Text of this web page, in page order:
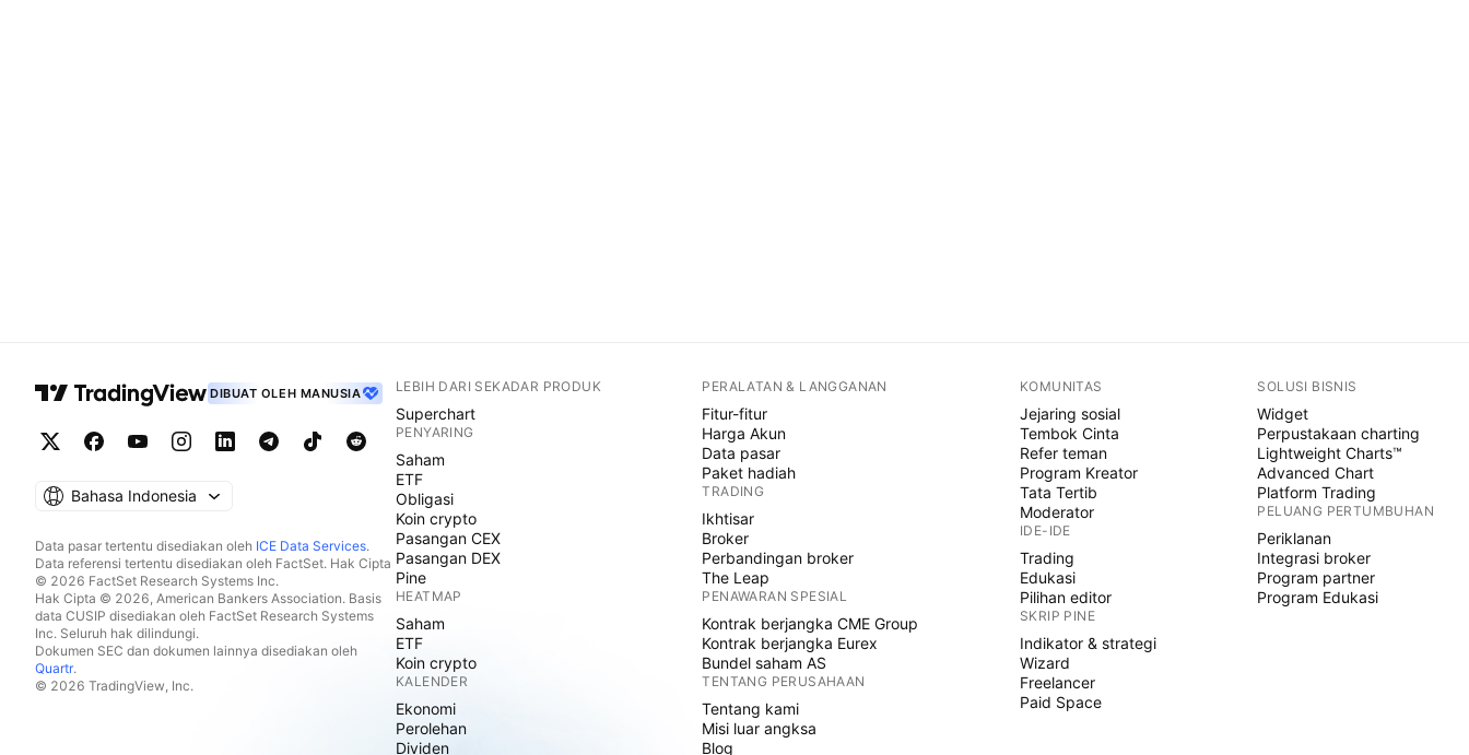
DIBUAT OLEH MANUSIA
Bahasa Indonesia
Data pasar tertentu disediakan oleh ICE Data Services.
Data referensi tertentu disediakan oleh FactSet. Hak Cipta
© 2026 FactSet Research Systems Inc.
Hak Cipta © 2026, American Bankers Association. Basis
data CUSIP disediakan oleh FactSet Research Systems
Inc. Seluruh hak dilindungi.
Dokumen SEC dan dokumen lainnya disediakan oleh
Quartr.
© 2026 TradingView, Inc.
LEBIH DARI SEKADAR PRODUK
Superchart
PENYARING
Saham
ETF
Obligasi
Koin crypto
Pasangan CEX
Pasangan DEX
Pine
HEATMAP
Saham
ETF
Koin crypto
KALENDER
Ekonomi
Perolehan
Dividen
PERALATAN & LANGGANAN
Fitur-fitur
Harga Akun
Data pasar
Paket hadiah
TRADING
Ikhtisar
Broker
Perbandingan broker
The Leap
PENAWARAN SPESIAL
Kontrak berjangka CME Group
Kontrak berjangka Eurex
Bundel saham AS
TENTANG PERUSAHAAN
Tentang kami
Misi luar angksa
Blog
KOMUNITAS
Jejaring sosial
Tembok Cinta
Refer teman
Program Kreator
Tata Tertib
Moderator
IDE-IDE
Trading
Edukasi
Pilihan editor
SKRIP PINE
Indikator & strategi
Wizard
Freelancer
Paid Space
SOLUSI BISNIS
Widget
Perpustakaan charting
Lightweight Charts™
Advanced Chart
Platform Trading
PELUANG PERTUMBUHAN
Periklanan
Integrasi broker
Program partner
Program Edukasi